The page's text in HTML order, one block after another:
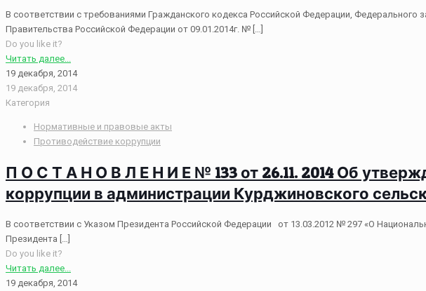
В соответствии с требованиями Гражданского кодекса Российской Федерации,
Правительства Российской Федерации от 09.01.2014г. № […]
Do you like it?
Читать далее...
19 декабря, 2014
19 декабря, 2014
Категория
Нормативные и правовые акты
Противодействие коррупции
П О С Т А Н О В Л Е Н И Е № 133 от 26.11. 2014 Об
коррупции в администрации Курджиновского
В соответствии с Указом Президента Российской Федерации от 13.03.2012 № 297 «О
Президента
Do you like it?
Читать далее...
19 декабря, 2014